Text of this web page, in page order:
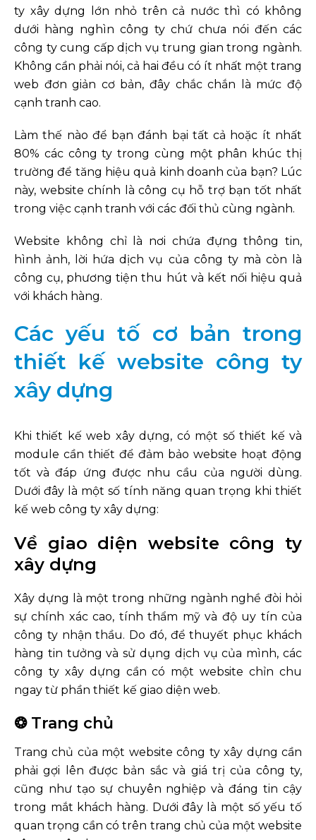
ty xây dựng lớn nhỏ trên cả nước thì có không
dưới hàng nghìn công ty chứ chưa nói đến các
công ty cung cấp dịch vụ trung gian trong ngành.
Không cần phải nói, cả hai đều có ít nhất một trang
web đơn giản cơ bản, đây chắc chắn là mức độ
cạnh tranh cao.
Làm thế nào để bạn đánh bại tất cả hoặc ít nhất
80% các công ty trong cùng một phân khúc thị
trường để tăng hiệu quả kinh doanh của bạn? Lúc
này, website chính là công cụ hỗ trợ bạn tốt nhất
trong việc cạnh tranh với các đối thủ cùng ngành.
Website không chỉ là nơi chứa đựng thông tin,
hình ảnh, lời hứa dịch vụ của công ty mà còn là
công cụ, phương tiện thu hút và kết nối hiệu quả
với khách hàng.
Các yếu tố cơ bản trong
thiết kế website công ty
xây dựng
Khi thiết kế web xây dựng, có một số thiết kế và
module cần thiết để đảm bảo website hoạt động
tốt và đáp ứng được nhu cầu của người dùng.
Dưới đây là một số tính năng quan trọng khi thiết
kế web công ty xây dựng:
Về giao diện website công ty
xây dựng
Xây dựng là một trong những ngành nghề đòi hỏi
sự chính xác cao, tính thẩm mỹ và độ uy tín của
công ty nhận thầu. Do đó, để thuyết phục khách
hàng tin tưởng và sử dụng dịch vụ của mình, các
công ty xây dựng cần có một website chỉn chu
ngay từ phần thiết kế giao diện web.
❂ Trang chủ
Trang chủ của một website công ty xây dựng cần
phải gợi lên được bản sắc và giá trị của công ty,
cũng như tạo sự chuyên nghiệp và đáng tin cậy
trong mắt khách hàng. Dưới đây là một số yếu tố
quan trọng cần có trên trang chủ của một website